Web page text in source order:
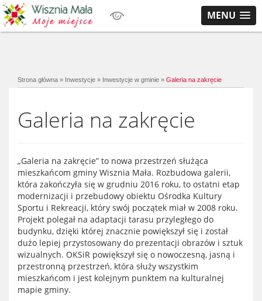
MENU
Strona główna » Inwestycje » Inwestycje w gminie » Galeria na zakręcie
Galeria na zakręcie
„Galeria na zakręcie” to nowa przestrzeń służąca
mieszkańcom gminy Wisznia Mała. Rozbudowa galerii,
która zakończyła się w grudniu 2016 roku, to ostatni etap
modernizacji i przebudowy obiektu Ośrodka Kultury
Sportu i Rekreacji, który swój początek miał w 2008 roku.
Projekt polegał na adaptacji tarasu przyległego do
budynku, dzięki której znacznie powiększył się i został
dużo lepiej przystosowany do prezentacji obrazów i sztuk
wizualnych. OKSiR powiększył się o nowoczesną, jasną i
przestronną przestrzeń, która służy wszystkim
mieszkańcom i jest kolejnym punktem na kulturalnej
mapie gminy.